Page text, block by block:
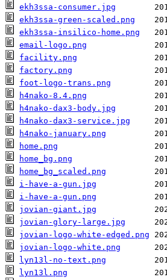
ekh3ssa-consumer.jpg
ekh3ssa-green-scaled.png
ekh3ssa-insilico-home.png
email-logo.png
facility.png
factory.png
foot-logo-trans.png
h4nako-8.4.png
h4nako-dax3-body.jpg
h4nako-dax3-service.jpg
h4nako-january.png
home.png
home_bg.png
home_bg_scaled.png
i-have-a-gun.jpg
i-have-a-gun.png
jovian-giant.jpg
jovian-glory-large.jpg
jovian-logo-white-edged.png
jovian-logo-white.png
lyn13l-no-text.png
lyn13l.png